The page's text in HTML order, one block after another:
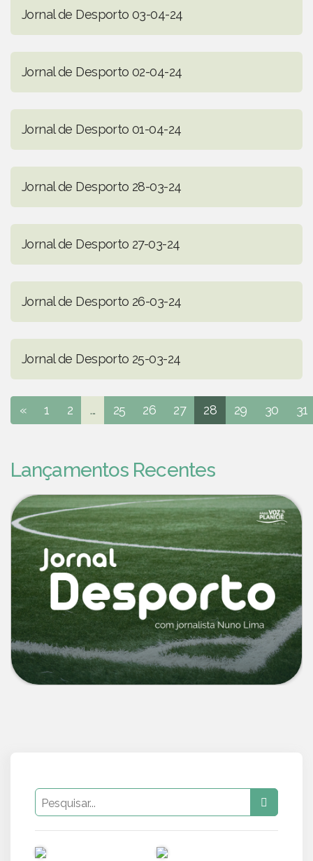
Jornal de Desporto 03-04-24
Jornal de Desporto 02-04-24
Jornal de Desporto 01-04-24
Jornal de Desporto 28-03-24
Jornal de Desporto 27-03-24
Jornal de Desporto 26-03-24
Jornal de Desporto 25-03-24
« 1 2 ... 25 26 27 28 29 30 31
Lançamentos Recentes